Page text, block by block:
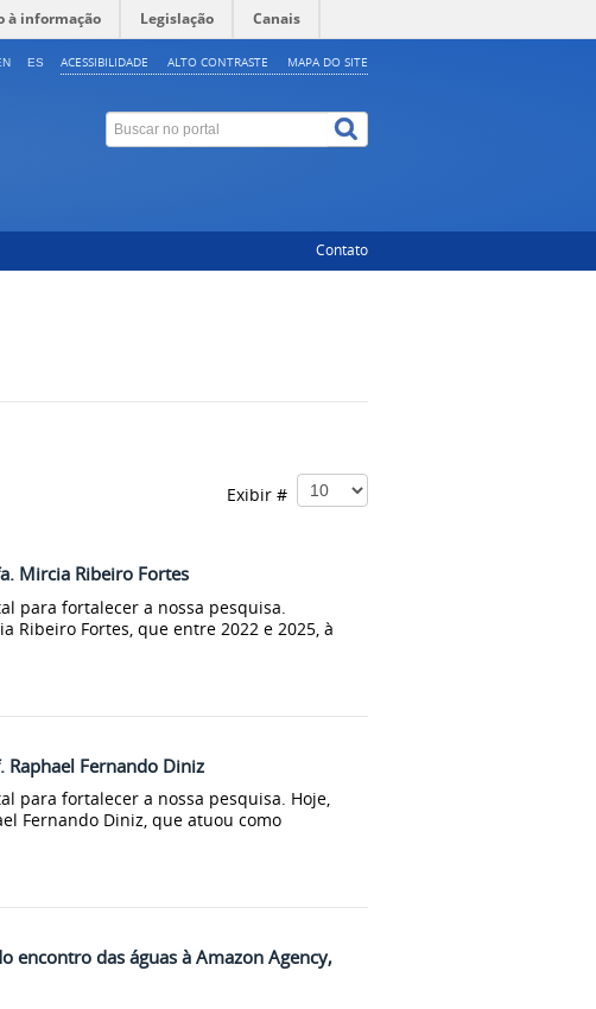
à informação Legislação Canais
ACESSIBILIDADE ALTO CONTRASTE MAPA DO SITE
ES
Contato
Exibir #
Mircia Ribeiro Fortes
para fortalecer a nossa pesquisa.
Ribeiro Fortes, que entre 2022 e 2025, à
Raphael Fernando Diniz
para fortalecer a nossa pesquisa. Hoje,
Fernando Diniz, que atuou como
encontro das águas à Amazon Agency,